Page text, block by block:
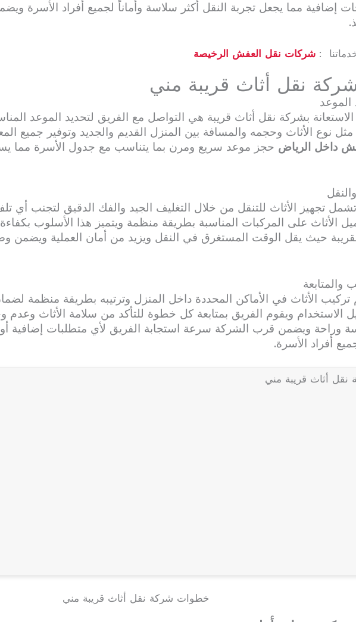
إضافية مما يجعل تجربة النقل أكثر سلاسة وأماناً لجميع أفراد الأسرة
:شركات نقل العفش الرخيصة
نقل أثاث قريبة مني
الموعد
بشركة نقل أثاث قريبة هي التواصل مع الفريق لتحديد الموعد
نوع الأثاث وحجمه والمسافة بين المنزل القديم والجديد وتوفير جميع
داخل الرياض حجز موعد سريع ومرن بما يتناسب مع جدول الأسرة مما
تشمل تجهيز الأثاث للتنقل من خلال التغليف الجيد والفك الدقيق لتجنب أي
الأثاث على المركبات المناسبة بطريقة منظمة ويتميز هذا الأسلوب
حيث يقل الوقت المستغرق في النقل ويزيد من أمان العملية ويضمن
والمتابعة
تركيب الأثاث في الأماكن المحددة داخل المنزل وترتيبه بطريقة منظمة
الاستخدام ويقوم الفريق بمتابعة كل خطوة للتأكد من سلامة الأثاث وعدم
وراحة ويضمن قرب الشركة سرعة استجابة الفريق لأي متطلبات إضافية أو
أفراد الأسرة.
خطوات شركة نقل أثاث قريبة مني